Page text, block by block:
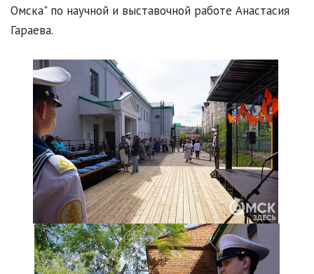
Омска" по научной и выставочной работе Анастасия
Гараева.